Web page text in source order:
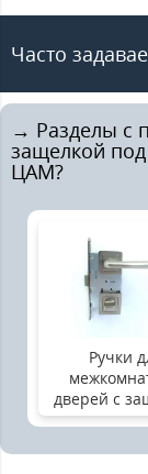
Часто
→ Разделы с
защелкой под
ЦАМ?
Ручки
дверей с